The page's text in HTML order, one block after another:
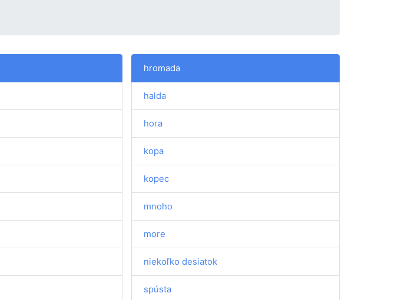
hromada
halda
hora
kopa
kopec
mnoho
more
niekoľko desiatok
spústa